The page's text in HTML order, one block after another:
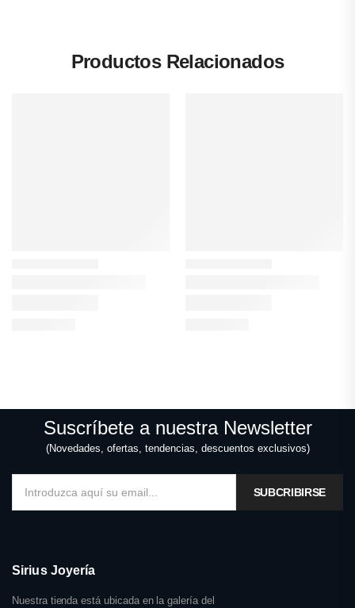
Productos Relacionados
Suscríbete a nuestra Newsletter
(Novedades, ofertas, tendencias, descuentos exclusivos)
SUBCRIBIRSE
Sirius Joyería
Nuestra tienda está ubicada en la galería del